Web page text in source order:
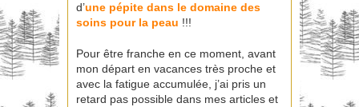
d’une pépite dans le domaine des
soins pour la peau !!!
Pour être franche en ce moment, avant
mon départ en vacances très proche et
avec la fatigue accumulée, j’ai pris un
retard pas possible dans mes articles et